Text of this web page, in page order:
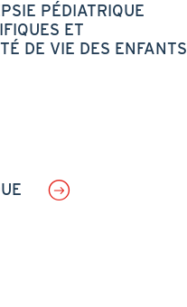
PÉDIATRIQUE
ET
DE VIE DES ENFANTS